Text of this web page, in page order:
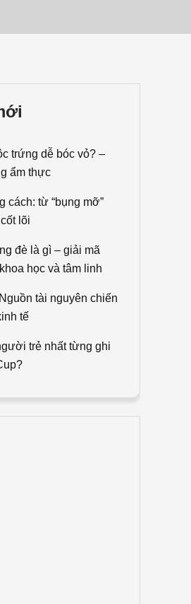
trứng dễ bóc vỏ? –
ẩm thực
cách: từ “bụng mỡ”
lõi
đè là gì – giải mã
học và tâm linh
tài nguyên chiến
tế
trẻ nhất từng ghi